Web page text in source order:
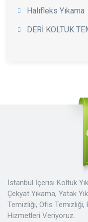
Halıfleks Yıkama
DERİ KOLTUK
İstanbul İçerisi Koltuk
Çekyat Yıkama, Yatak
Temizliği, Ofis Temizliği,
Hizmetleri Veriyoruz.